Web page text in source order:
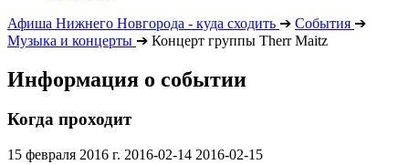
Афиша Нижнего Новгорода - куда сходить ➔ События ➔
Музыка и концерты ➔ Концерт группы Therr Maitz
Информация о событии
Когда проходит
15 февраля 2016 г. 2016-02-14 2016-02-15